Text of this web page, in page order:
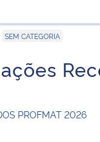
SEM CATEGORIA
PROFMAT 2026